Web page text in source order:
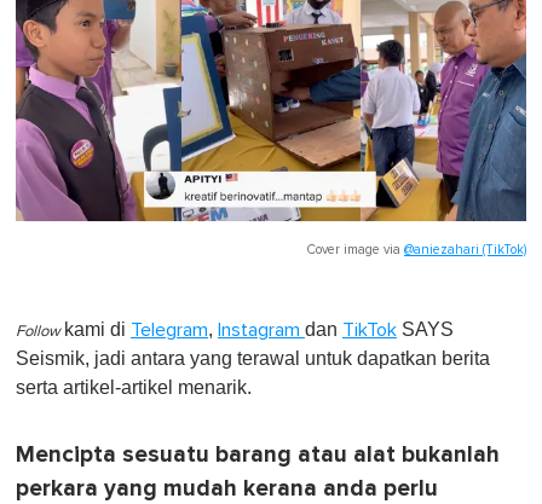
Cover image via @aniezahari (TikTok)
Follow kami di Telegram, Instagram dan TikTok SAYS
Seismik, jadi antara yang terawal untuk dapatkan berita
serta artikel-artikel menarik.
Mencipta sesuatu barang atau alat bukanlah
perkara yang mudah kerana anda perlu